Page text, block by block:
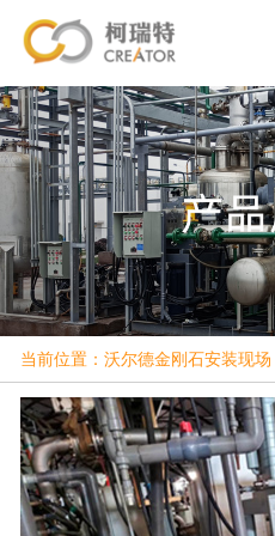
当前位置：沃尔德金刚石安装现场